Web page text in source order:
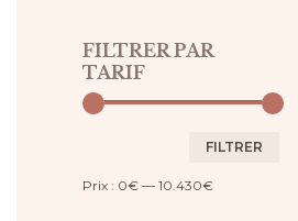
FILTRER PAR
TARIF
FILTRER
Prix : 0€ — 10.430€